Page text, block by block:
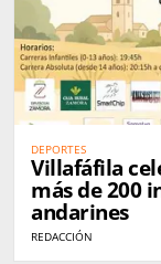
DEPORTES
Villafáfila
más de 200
andarines
REDACCIÓN